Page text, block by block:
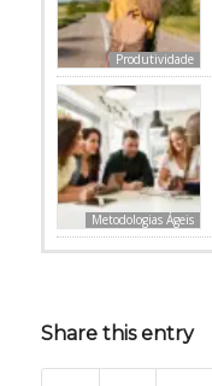
Produtividade
Metodologias Ágeis
Share this entry